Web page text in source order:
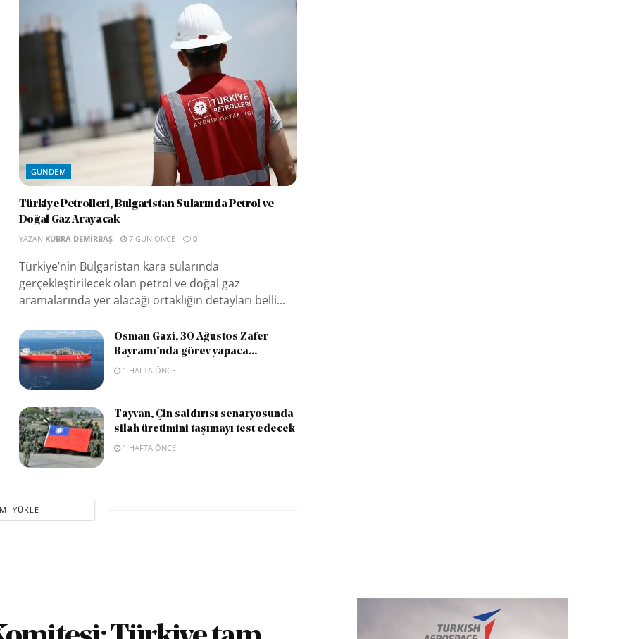
GÜNDEM
Türkiye Petrolleri, Bulgaristan Sularında Petrol ve
Doğal Gaz Arayacak
YAZAN KÜBRA DEMIRBAŞ 7 GÜN ÖNCE 0
Türkiye’nin Bulgaristan kara sularında
gerçekleştirilecek olan petrol ve doğal gaz
aramalarında yer alacağı ortaklığın detayları belli...
Osman Gazi, 30 Ağustos Zafer
Bayramı’nda görev yapaca...
1 HAFTA ÖNCE
Tayvan, Çin saldırısı senaryosunda
silah üretimini taşımayı test edecek
1 HAFTA ÖNCE
YÜKLE